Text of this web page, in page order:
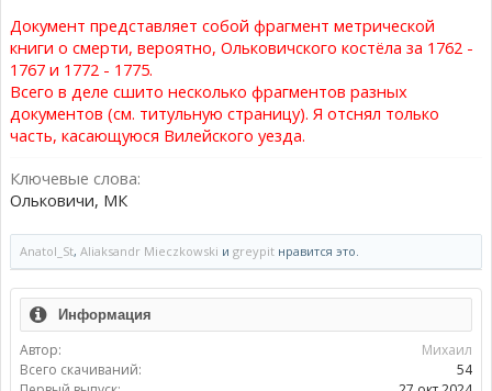
Документ представляет собой фрагмент метрической
книги о смерти, вероятно, Ольковичского костёла за 1762 -
1767 и 1772 - 1775.
Всего в деле сшито несколько фрагментов разных
документов (см. титульную страницу). Я отснял только
часть, касающуюся Вилейского уезда.
Ключевые слова:
Ольковичи, МК
Anatol_St, Aliaksandr Mieczkowski и greypit нравится это.
Информация
Автор:
Михаил
Всего скачиваний:
54